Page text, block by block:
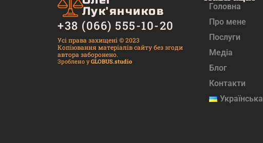
Лук'янчиков
+38 (066) 555-10-20
Усі права захищені © 2023
Копіювання матеріалів сайту без згоди
автора заборонено.
Зроблено уGLOBUS.studio
Головна
Про мене
Послуги
Медiа
Блог
Контакти
Українська